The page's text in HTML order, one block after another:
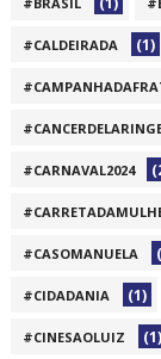
#CALDEIRADA (1)
#CARNAVAL2024
#CASOMANUELA
#CIDADANIA (1)
#CINESAOLUIZ (1)